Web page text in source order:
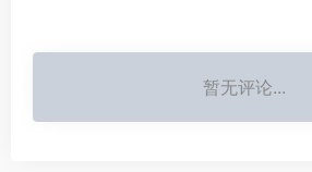
暂无评论...